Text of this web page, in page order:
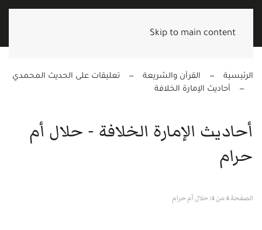
Skip to main content
الرئيسية القرآن والشريعة
تعليقات على الحديث المحمدي
أحاديث الإمارة الخلافة
أحاديث الإمارة الخلافة - حلال أم
حرام
الصفحة 4 من 4: حلال أم حرام